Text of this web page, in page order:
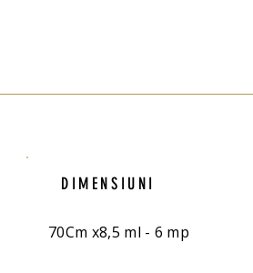
DIMENSIUNI
70Cm x8,5 ml - 6 mp